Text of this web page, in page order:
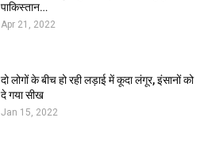
पाकिस्तान…
Apr 21, 2022
दो लोगों के बीच हो रही लड़ाई में कूदा लंगूर, इंसानों को
दे गया सीख
Jan 15, 2022